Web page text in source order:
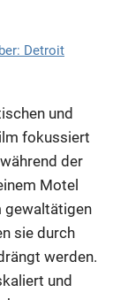
und
fokussiert
der
Motel
gewaltätigen
sie durch
werden.
und